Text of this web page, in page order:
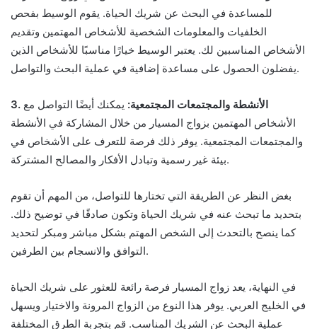
للمساعدة في البحث عن شريك الحياة. يقوم الوسيط بفحص
الخلفيات والمعلومات الشخصية للأشخاص المهتمين وتقديم
الأشخاص المناسبين لك. يعتبر الوسيط خيارًا مناسبًا للأشخاص الذين
يفضلون الحصول على مساعدة إضافية في عملية البحث والتواصل.
3. الأنشطة والمجتمعات المجتمعية: يمكنك أيضًا التواصل مع
الأشخاص المهتمين بزواج المسيار من خلال المشاركة في الأنشطة
والمجتمعات المجتمعية. يوفر ذلك فرصة للتعرف على الأشخاص في
بيئة غير رسمية وتبادل الأفكار والمصالح المشتركة.
بغض النظر عن الطريقة التي تختارها للتواصل، من المهم أن تقوم
بتحديد ما تبحث عنه في شريك الحياة وتكون صادقًا في توضيح ذلك.
كما ينصح بالتحدث إلى الشخص المهتم بشكل مباشر ومبكر لتحديد
التوافق والانسجام بين الطرفين.
في النهاية، يعد زواج المسيار فرصة رائعة للعثور على شريك الحياة
في الخليج العربي. يوفر هذا النوع من الزواج المرونة والاختيار ويسهل
عملية البحث عن الشريك المناسب. قم بتجربة الطرق المختلفة